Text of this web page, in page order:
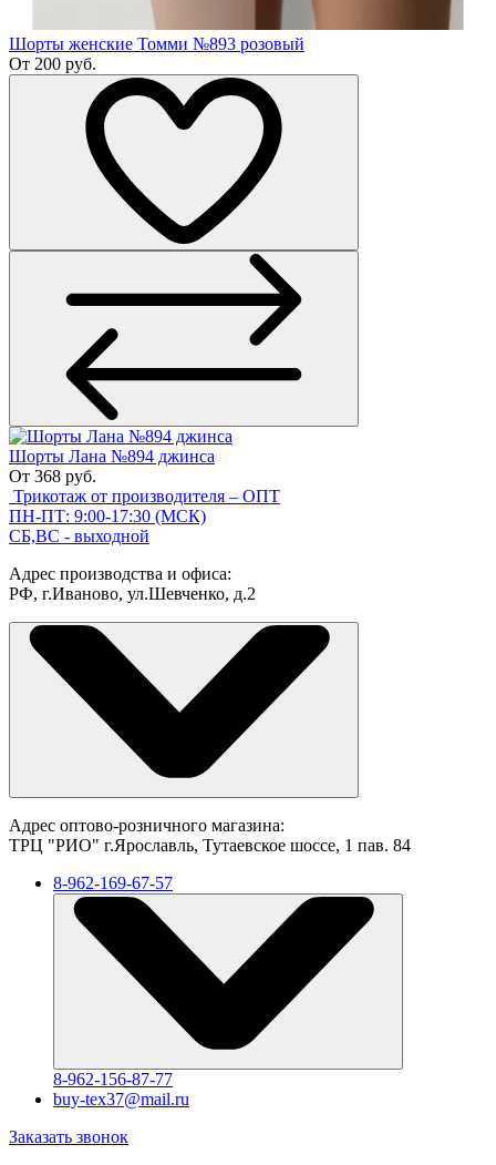
Шорты женские Томми №893 розовый
От 200 руб.
Шорты Лана №894 джинса
От 368 руб.
Трикотаж от производителя – ОПТ
ПН-ПТ: 9:00-17:30 (МСК)
СБ,ВС - выходной
Адрес производства и офиса:
РФ, г.Иваново, ул.Шевченко, д.2
Адрес оптово-розничного магазина:
ТРЦ "РИО" г.Ярославль, Тутаевское шоссе, 1 пав. 84
8-962-169-67-57
8-962-156-87-77
buy-tex37@mail.ru
Заказать звонок